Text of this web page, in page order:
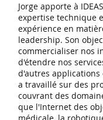
Jorge apporte à
expertise technique
expérience en
leadership. Son
commercialiser nos
d'étendre nos
d'autres applications
a travaillé sur des
couvrant des
que l'Internet des